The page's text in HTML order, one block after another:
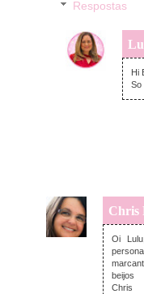
Respostas
Hi
So
Chris
Oi
beijos
Chris